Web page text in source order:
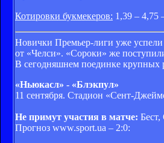
Котировки букмекеров: 1,39 – 4,75
Новички Премьер-лиги уже успели
от «Челси». «Сороки» же
В сегодняшнем поединке крупных
«Ньюкасл» - «Блэкпул»
11 сентября. Стадион «Сент-
Не примут участия в матче:
Прогноз www.sport.ua – 2:0: